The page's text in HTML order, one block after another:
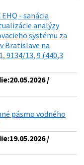
EHQ - sanácia
analýzy
systému za
Bratislave na
9134/13, 9 (440,3
/
pásmo vodného
/